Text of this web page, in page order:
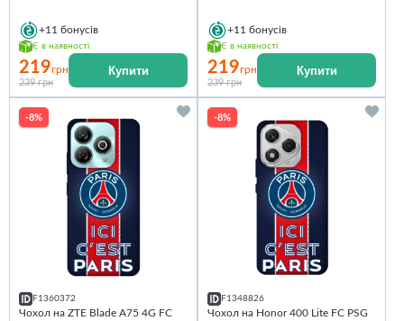
+11 бонусів
Є в наявності
219грн
239 грн
Купити
+11 бонусів
Є в наявності
219грн
239 грн
Купити
-8%
F1360372
Чохол на ZTE Blade A75 4G FC
-8%
F1348826
Чохол на Honor 400 Lite FC PSG